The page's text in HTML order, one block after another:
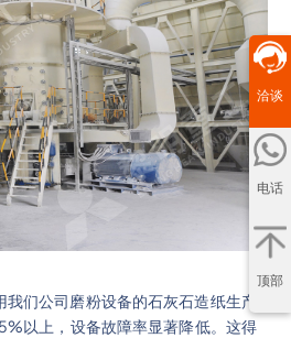
们公司磨粉设备的石灰石造纸生产
以上，设备故障率显著降低。这得
洽谈
电话
顶部